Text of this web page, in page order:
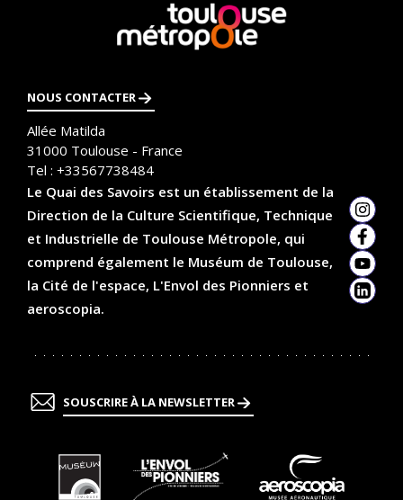
En
savoir
plus
NOUS CONTACTER
Allée Matilda
31000 Toulouse - France
Tel : +33567738484
Le Quai des Savoirs est un établissement de la
Direction de la Culture Scientifique, Technique
et Industrielle de Toulouse Métropole, qui
comprend également le Muséum de Toulouse,
la Cité de l'espace, L'Envol des Pionniers et
aeroscopia.
SOUSCRIRE À LA NEWSLETTER